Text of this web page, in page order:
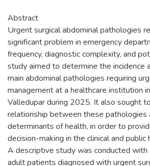
Abstract
Urgent surgical abdominal pathologies
significant problem in emergency
frequency, diagnostic complexity, and
study aimed to determine the incidence
main abdominal pathologies requiring
management at a healthcare institution
Valledupar during 2025. It also sought
relationship between these pathologies
determinants of health, in order to
decision-making in the clinical and public
A descriptive study was conducted
adult patients diagnosed with urgent